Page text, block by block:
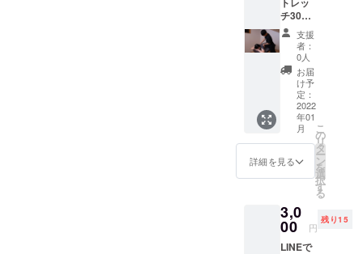
だく可
能性が
ござい
ますの
でご了
承くだ
さい。
ウェ
ア・
シュー
ズ等の
レンタ
ルを全
利用可
能期
間:2022
年1月4
チ30分
30分の
ペアス
トレッ
チを行
わせて
いただ
きま
す！ 1
人では
なかな
かスト
レッチ
の効果
いとい
う方は
是非！
クラウ
支援
者：
0人
お届
け予
定：
2022
年01
月
詳細を見る
こ
の
リ
タ
ー
ン
を
選
択
す
る
3,0
00 円
残り15
LINEで